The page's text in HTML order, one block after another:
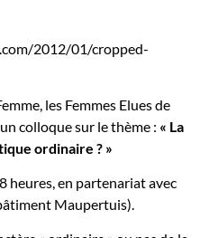
les Femmes Elues de
colloque sur le thème : « La
ordinaire ? »
heures, en partenariat avec
Maupertuis).